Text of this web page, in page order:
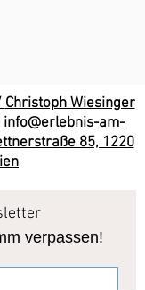
Christoph Wiesinger
info@erlebnis-am-
85, 1220
verpassen!